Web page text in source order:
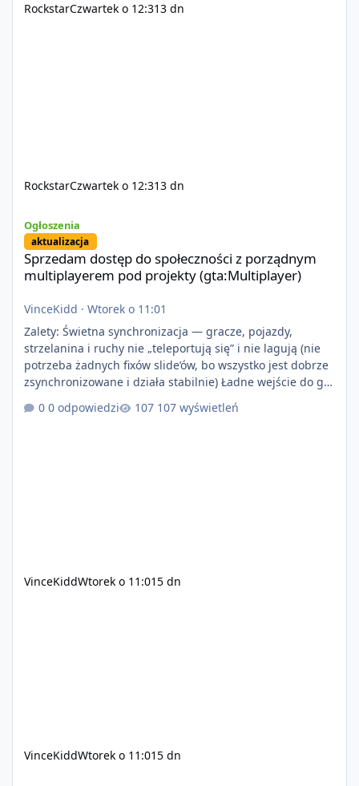
RockstarCzwartek o 12:313 dn
RockstarCzwartek o 12:313 dn
Ogłoszenia
aktualizacja
Sprzedam dostęp do społeczności z porządnym
multiplayerem pod projekty (gta:Multiplayer)
VinceKidd · Wtorek o 11:01
Zalety: Świetna synchronizacja — gracze, pojazdy,
strzelanina i ruchy nie „teleportują się” i nie lagują (nie
potrzeba żadnych fixów slide’ów, bo wszystko jest dobrze
zsynchronizowane i działa stabilnie) Ładne wejście do gry
+ solidny antycheat na poziomie multiplayera Wygodne
pisanie własnych modów i skryptów (wsparcie C# / JS /
0 odpowiedzi 107 wyświetleń
VinceKiddWtorek o 11:015 dn
VinceKiddWtorek o 11:015 dn